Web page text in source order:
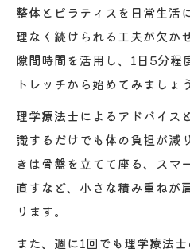
整体とピラティスを日常生活
理なく続けられる工夫が欠か
隙間時間を活用し、1日5分程
トレッチから始めてみましょう
理学療法士によるアドバイス
識するだけでも体の負担が減
きは骨盤を立てて座る、スマ
直すなど、小さな積み重ねが
ります。
また、週に1回でも理学療法